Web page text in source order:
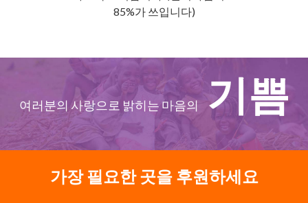
85%가 쓰입니다)
여러분의 사랑으로 밝히는 마음의기쁨
가장 필요한 곳을 후원하세요